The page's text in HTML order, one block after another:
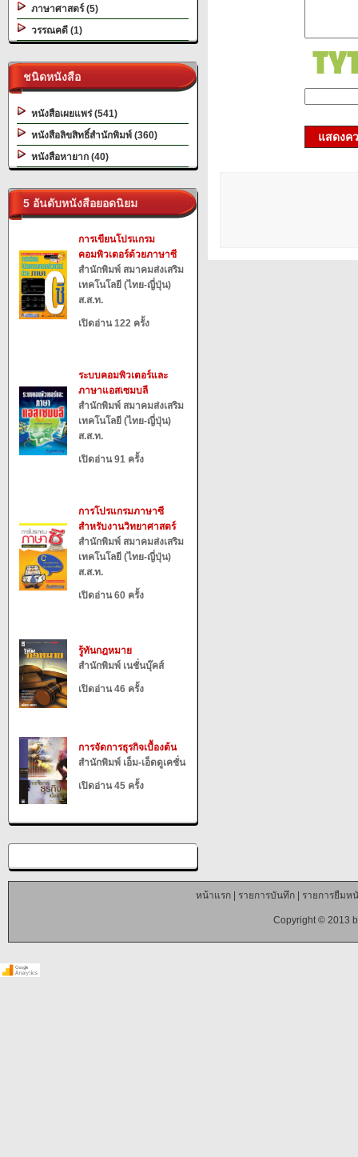
ภาษาศาสตร์ (5)
วรรณคดี (1)
ชนิดหนังสือ
หนังสือเผยแพร่ (541)
หนังสือลิขสิทธิ์สำนักพิมพ์ (360)
หนังสือหายาก (40)
5 อันดับหนังสือยอดนิยม
การเขียนโปรแกรม
คอมพิวเตอร์ด้วยภาษาซี
สำนักพิมพ์ สมาคมส่งเสริม
เทคโนโลยี (ไทย-ญี่ปุ่น)
ส.ส.ท.
เปิดอ่าน 122 ครั้ง
ระบบคอมพิวเตอร์และ
ภาษาแอสเซมบลี
สำนักพิมพ์ สมาคมส่งเสริม
เทคโนโลยี (ไทย-ญี่ปุ่น)
ส.ส.ท.
เปิดอ่าน 91 ครั้ง
การโปรแกรมภาษาซี
สำหรับงานวิทยาศาสตร์
สำนักพิมพ์ สมาคมส่งเสริม
เทคโนโลยี (ไทย-ญี่ปุ่น)
ส.ส.ท.
เปิดอ่าน 60 ครั้ง
รู้ทันกฎหมาย
สำนักพิมพ์ เนชั่นบุ๊คส์
เปิดอ่าน 46 ครั้ง
การจัดการธุรกิจเบื้องต้น
สำนักพิมพ์ เอ็ม-เอ็ดดูเคชั่น
เปิดอ่าน 45 ครั้ง
แสดงค
หน้าแรก| รายการบันทึก| รายการยืมห
Copyright © 2013